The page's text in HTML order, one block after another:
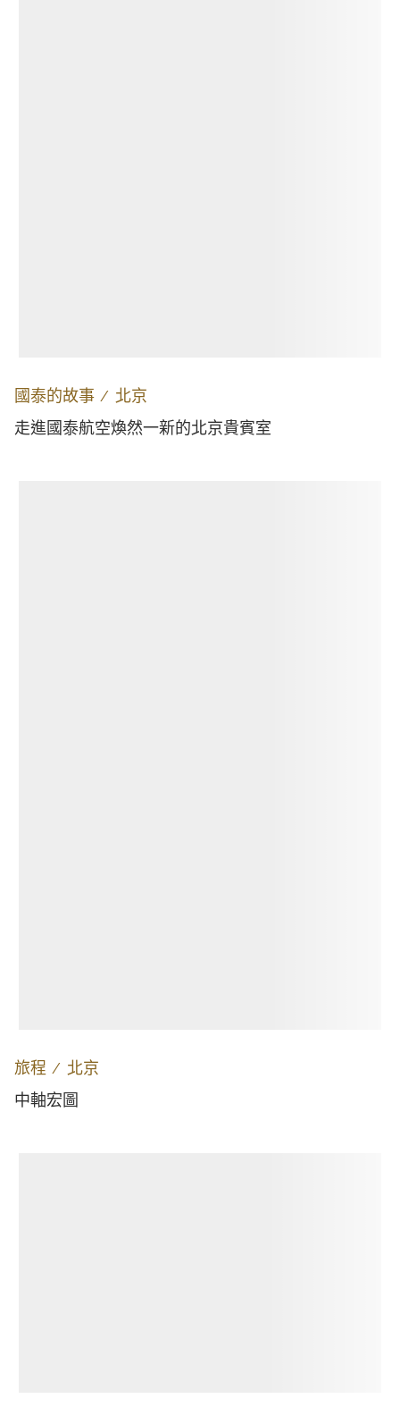
國泰的故事 ∕ 北京
走進國泰航空煥然一新的北京貴賓室
旅程 ∕ 北京
中軸宏圖